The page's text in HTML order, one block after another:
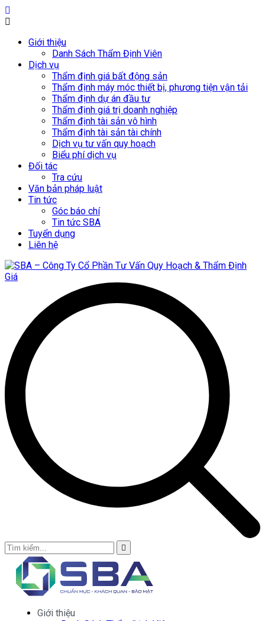
Giới thiệu
Danh Sách Thẩm Định Viên
Dịch vụ
Thẩm định giá bất động sản
Thẩm định máy móc thiết bị, phương tiện vận tải
Thẩm định dự án đầu tư
Thẩm định giá trị doanh nghiệp
Thẩm định tài sản vô hình
Thẩm định tài sản tài chính
Dịch vụ tư vấn quy hoạch
Biểu phí dịch vụ
Đối tác
Tra cứu
Văn bản pháp luật
Tin tức
Góc báo chí
Tin tức SBA
Tuyển dụng
Liên hệ
Giới thiệu